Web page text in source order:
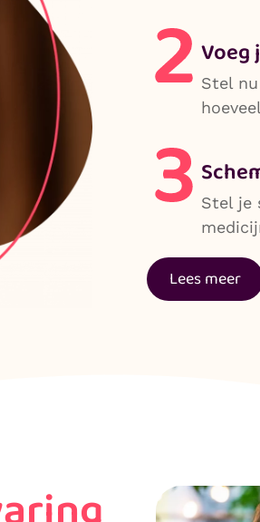
Voeg
Stel
Stel je
Lees meer